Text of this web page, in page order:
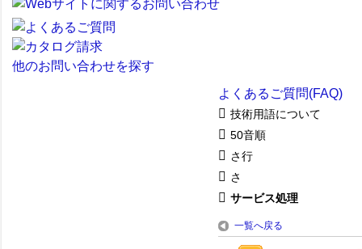
他のお問い合わせを探す
よくあるご質問(FAQ)
技術用語について
50音順
さ行
さ
サービス処理
一覧へ戻る